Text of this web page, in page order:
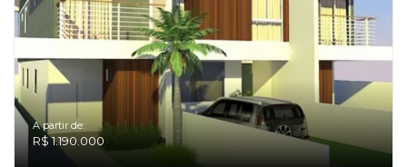
A partir de:
R$ 1.190.000